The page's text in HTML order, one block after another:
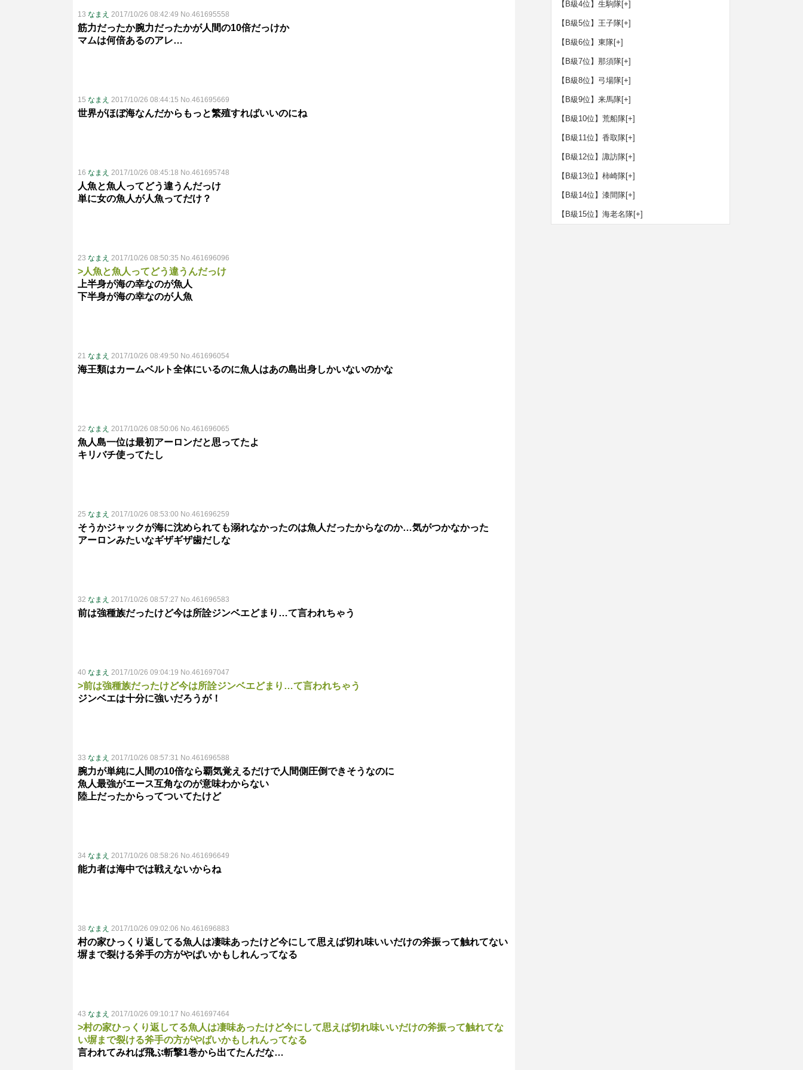
13 なまえ 2017/10/26 08:42:49 No.461695558
筋力だったか腕力だったかが人間の10倍だっけか
マムは何倍あるのアレ…
15 なまえ 2017/10/26 08:44:15 No.461695669
世界がほぼ海なんだからもっと繁殖すればいいのにね
16 なまえ 2017/10/26 08:45:18 No.461695748
人魚と魚人ってどう違うんだっけ
単に女の魚人が人魚ってだけ？
23 なまえ 2017/10/26 08:50:35 No.461696096
>人魚と魚人ってどう違うんだっけ
上半身が海の幸なのが魚人
下半身が海の幸なのが人魚
21 なまえ 2017/10/26 08:49:50 No.461696054
海王類はカームベルト全体にいるのに魚人はあの島出身しかいないのかな
22 なまえ 2017/10/26 08:50:06 No.461696065
魚人島一位は最初アーロンだと思ってたよ
キリバチ使ってたし
25 なまえ 2017/10/26 08:53:00 No.461696259
そうかジャックが海に沈められても溺れなかったのは魚人だったからなのか…気がつかなかった
アーロンみたいなギザギザ歯だしな
32 なまえ 2017/10/26 08:57:27 No.461696583
前は強種族だったけど今は所詮ジンベエどまり…て言われちゃう
40 なまえ 2017/10/26 09:04:19 No.461697047
>前は強種族だったけど今は所詮ジンベエどまり…て言われちゃう
ジンベエは十分に強いだろうが！
33 なまえ 2017/10/26 08:57:31 No.461696588
腕力が単純に人間の10倍なら覇気覚えるだけで人間側圧倒できそうなのに
魚人最強がエース互角なのが意味わからない
陸上だったからってついてたけど
34 なまえ 2017/10/26 08:58:26 No.461696649
能力者は海中では戦えないからね
38 なまえ 2017/10/26 09:02:06 No.461696883
村の家ひっくり返してる魚人は凄味あったけど今にして思えば切れ味いいだけの斧振って触れてない
塀まで裂ける斧手の方がやばいかもしれんってなる
43 なまえ 2017/10/26 09:10:17 No.461697464
>村の家ひっくり返してる魚人は凄味あったけど今にして思えば切れ味いいだけの斧振って触れてな
い塀まで裂ける斧手の方がやばいかもしれんってなる
言われてみれば飛ぶ斬撃1巻から出てたんだな…
【B級4位】生駒隊[+]
【B級5位】王子隊[+]
【B級6位】東隊[+]
【B級7位】那須隊[+]
【B級8位】弓場隊[+]
【B級9位】来馬隊[+]
【B級10位】荒船隊[+]
【B級11位】香取隊[+]
【B級12位】諏訪隊[+]
【B級13位】柿崎隊[+]
【B級14位】漆間隊[+]
【B級15位】海老名隊[+]